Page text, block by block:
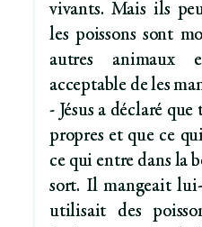
vivants. Mais ils
les poissons sont
autres
acceptable de les
- Jésus a déclaré
propres et que ce
ce qui entre dans la
sort. Il mangeait
utilisait des